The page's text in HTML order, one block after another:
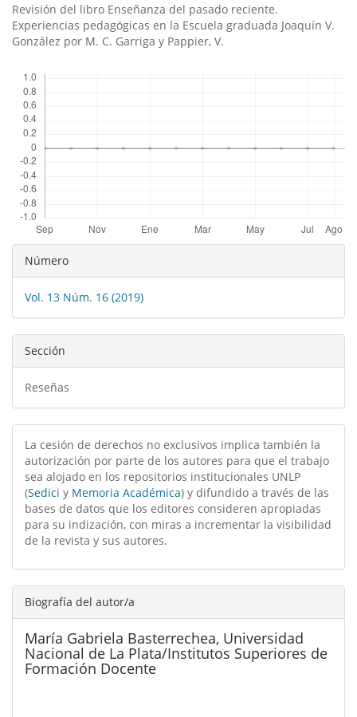
Revisión del libro Enseñanza del pasado reciente.
Experiencias pedagógicas en la Escuela graduada Joaquí­n V.
González por M. C. Garriga y Pappier, V.
Detalles
del
artículo
Número
Vol. 13 Núm. 16 (2019)
Sección
Reseñas
La cesión de derechos no exclusivos implica también la
autorización por parte de los autores para que el trabajo
sea alojado en los repositorios institucionales UNLP
(Sedici y Memoria Académica) y difundido a través de las
bases de datos que los editores consideren apropiadas
para su indización, con miras a incrementar la visibilidad
de la revista y sus autores.
Biografía del autor/a
María Gabriela Basterrechea, Universidad
Nacional de La Plata/Institutos Superiores de
Formación Docente